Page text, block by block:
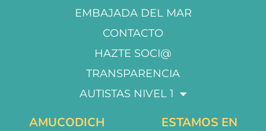
EMBAJADA DEL MAR
CONTACTO
HAZTE SOCI@
TRANSPARENCIA
AUTISTAS NIVEL 1
AMUCODICH ESTAMOS EN